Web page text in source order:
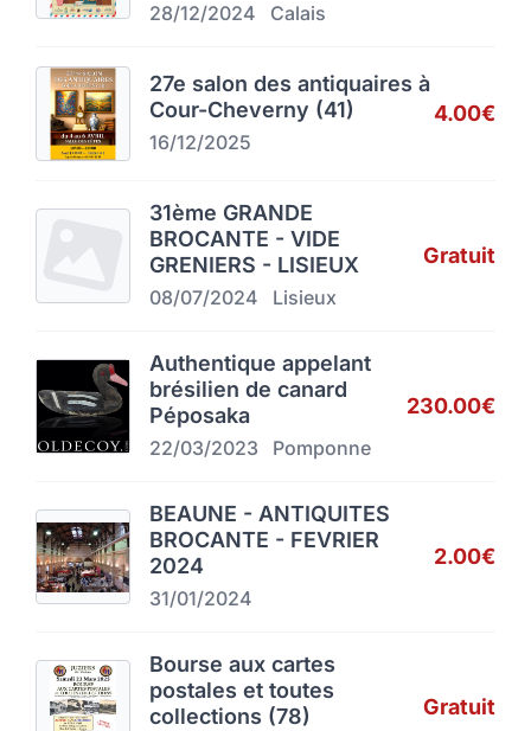
28/12/2024 Calais
27e salon des antiquaires à
Cour-Cheverny (41)
16/12/2025
4.00€
31ème GRANDE
BROCANTE - VIDE
GRENIERS - LISIEUX
08/07/2024 Lisieux
Gratuit
Authentique appelant
brésilien de canard
Péposaka
22/03/2023 Pomponne
230.00€
BEAUNE - ANTIQUITES
BROCANTE - FEVRIER
2024
31/01/2024
2.00€
Bourse aux cartes
postales et toutes
collections (78)
Gratuit